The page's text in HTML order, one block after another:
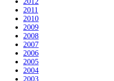
2011
2010
2009
2008
2007
2006
2005
2004
2003